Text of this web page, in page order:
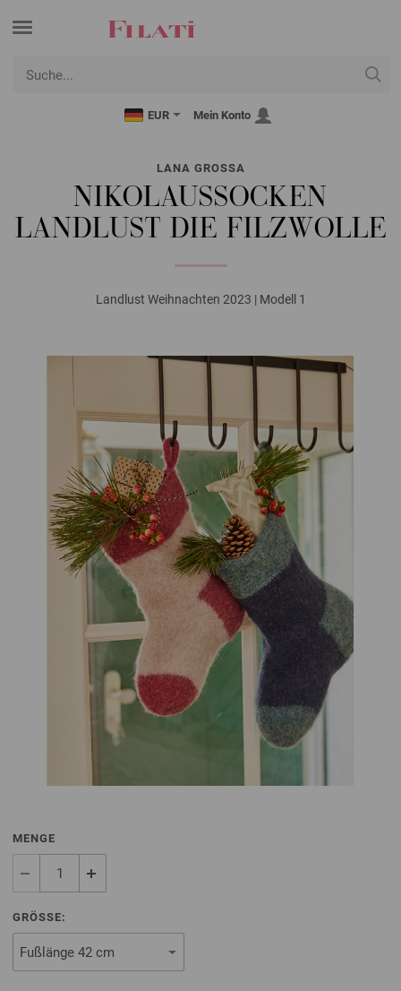
EUR Mein Konto
LANA GROSSA
NIKOLAUSSOCKEN
LANDLUST DIE FILZWOLLE
Landlust Weihnachten 2023 | Modell 1
MENGE
GRÖSSE: